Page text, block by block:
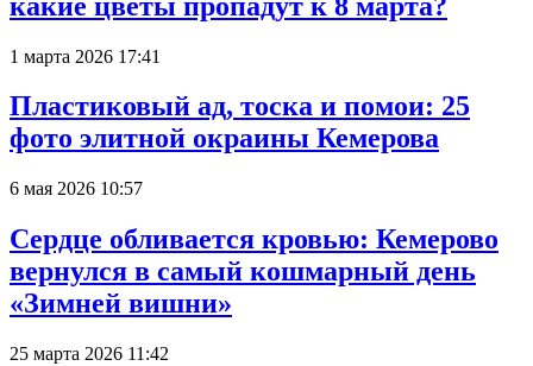
1 марта 2026 17:41
Пластиковый ад, тоска и помои: 25
фото элитной окраины Кемерова
6 мая 2026 10:57
Сердце обливается кровью: Кемерово
вернулся в самый кошмарный день
«Зимней вишни»
25 марта 2026 11:42